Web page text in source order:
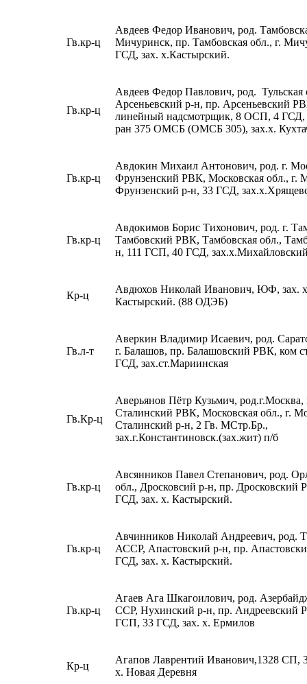
Гв.кр-ц
Авдеев Федор Иванович, род.
Мичуринск, пр. Тамбовская обл., г.
ГСД, зах. х.Кастырский.
Гв.кр-ц
Авдеев Федор Павлович, род. Тульская
Арсеньевский р-н, пр. Арсеньевский
линейный надсмотрщик, 8 ОСП, 4 ГСД,
ран 375 ОМСБ (ОМСБ 305), зах.х.
Гв.кр-ц
Авдокин Михаил Антонович, род. г.
Фрунзенский РВК, Московская обл., г.
Фрунзенский р-н, 33 ГСД,
Гв.кр-ц
Авдокимов Борис Тихонович, род. г.
Тамбовский РВК, Тамбовская обл.,
н, 111 ГСП, 40 ГСД,
Кр-ц
Авдюхов Николай Иванович, ЮФ, зах.
Кастырский. (88 ОДЭБ)
Гв.л-т
Аверкин Владимир Исаевич, род.
г. Балашов, пр. Балашовский РВК, ком
ГСД, зах.ст.Мариинская
Гв.Кр-ц
Аверьянов Пётр Кузьмич, род.г.Москва,
Сталинский РВК, Московская обл., г.
Сталинский р-н, 2 Гв. МСтр.Бр.,
зах.г.Константиновск.(зах.жит) п/б
Гв.кр-ц
Авсянников Павел Степанович, род.
обл., Дросковсий р-н, пр. Дросковский
ГСД, зах. х. Кастырский.
Гв.кр-ц
Авчинников Николай Андреевич, род.
АССР, Апастовский р-н, пр.
ГСД, зах. х. Кастырский.
Гв.кр-ц
Агаев Ага Шкагоилович, род.
ССР, Нухинский р-н, пр. Андреевский
ГСП, 33 ГСД, зах. х. Ермилов
Кр-ц
Агапов Лаврентий Иванович,1328 СП,
х. Новая Деревня